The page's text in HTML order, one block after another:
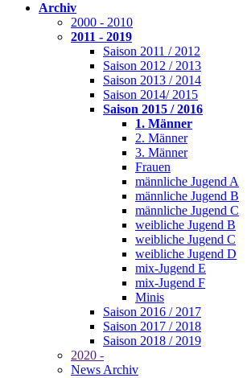
Archiv
2000 - 2010
2011 - 2019
Saison 2011 / 2012
Saison 2012 / 2013
Saison 2013 / 2014
Saison 2014/ 2015
Saison 2015 / 2016
1. Männer
2. Männer
3. Männer
Frauen
männliche Jugend A
männliche Jugend B
männliche Jugend C
weibliche Jugend B
weibliche Jugend C
weibliche Jugend D
mix-Jugend E
mix-Jugend F
Minis
Saison 2016 / 2017
Saison 2017 / 2018
Saison 2018 / 2019
2020 -
News Archiv